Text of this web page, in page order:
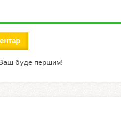
буде першим!